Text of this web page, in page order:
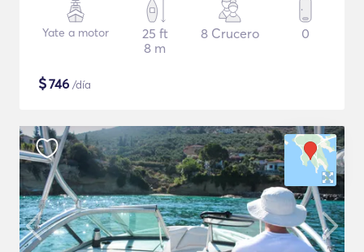
Yate a motor
25 ft
8 m
8 Crucero 0
$746 /día